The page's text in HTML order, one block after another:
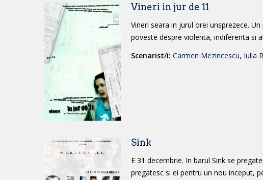
Vineri in jur de 11
Vineri seara in jurul orei unsprezece.
poveste despre violenta, indiferenta si
Scenarist/i: Carmen Mezincescu, Iulia
Sink
E 31 decembrie. In barul Sink se
pregatesc si ei pentru un nou inceput,
treizeci cinci